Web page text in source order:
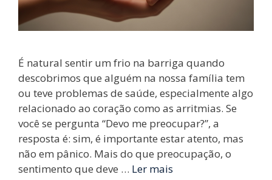
É natural sentir um frio na barriga quando
descobrimos que alguém na nossa família tem
ou teve problemas de saúde, especialmente algo
relacionado ao coração como as arritmias. Se
você se pergunta “Devo me preocupar?”, a
resposta é: sim, é importante estar atento, mas
não em pânico. Mais do que preocupação, o
sentimento que deve … Ler mais